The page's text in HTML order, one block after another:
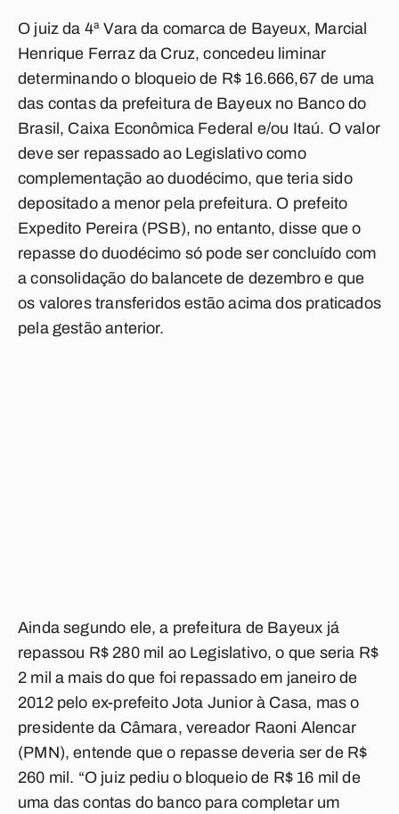
O juiz da 4ª Vara da comarca de Bayeux, Marcial
Henrique Ferraz da Cruz, concedeu liminar
determinando o bloqueio de R$ 16.666,67 de uma
das contas da prefeitura de Bayeux no Banco do
Brasil, Caixa Econômica Federal e/ou Itaú. O valor
deve ser repassado ao Legislativo como
complementação ao duodécimo, que teria sido
depositado a menor pela prefeitura. O prefeito
Expedito Pereira (PSB), no entanto, disse que o
repasse do duodécimo só pode ser concluído com
a consolidação do balancete de dezembro e que
os valores transferidos estão acima dos praticados
pela gestão anterior.
Ainda segundo ele, a prefeitura de Bayeux já
repassou R$ 280 mil ao Legislativo, o que seria R$
2 mil a mais do que foi repassado em janeiro de
2012 pelo ex-prefeito Jota Junior à Casa, mas o
presidente da Câmara, vereador Raoni Alencar
(PMN), entende que o repasse deveria ser de R$
260 mil. “O juiz pediu o bloqueio de R$ 16 mil de
uma das contas do banco para completar um